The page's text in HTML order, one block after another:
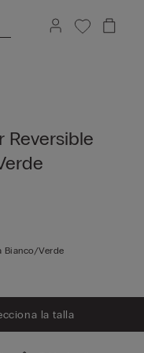
Reversible
Bianco/verde
la talla